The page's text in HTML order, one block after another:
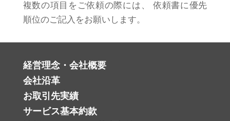
複数の項目をご依頼の際には、 依頼書に優先
順位のご記入をお願いします。
経営理念・会社概要
会社沿革
お取引先実績
サービス基本約款